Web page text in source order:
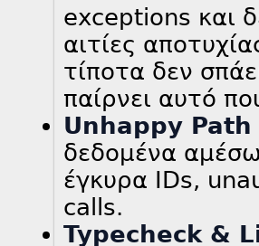
exceptions και
αιτίες
τίποτα δεν
παίρνει αυτό
Unhappy Path
δεδομένα
έγκυρα IDs,
calls.
Typecheck &